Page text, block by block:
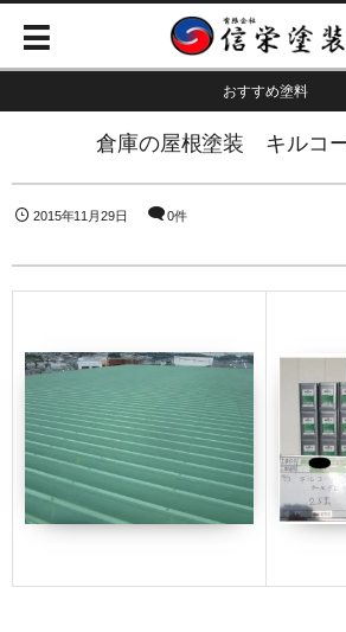
おすすめ塗料
倉庫の屋根塗装 キルコ
2015年11月29日 0件